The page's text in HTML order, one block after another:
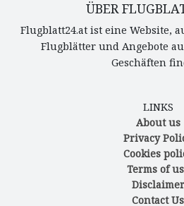
ÜBER
Flugblatt24.at ist eine Website,
Flugblätter und Angebote
Geschäften
LINKS
About us
Privacy
Cookies
Terms of
Disclaimer
Contact Us